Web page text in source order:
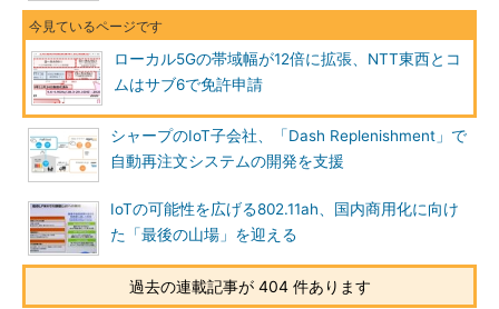
ローカル5Gの帯域幅が12倍に拡張、NTT東西とコ
ムはサブ6で免許申請
シャープのIoT子会社、「Dash Replenishment」で
自動再注文システムの開発を支援
IoTの可能性を広げる802.11ah、国内商用化に向け
た「最後の山場」を迎える
過去の連載記事が 404 件あります